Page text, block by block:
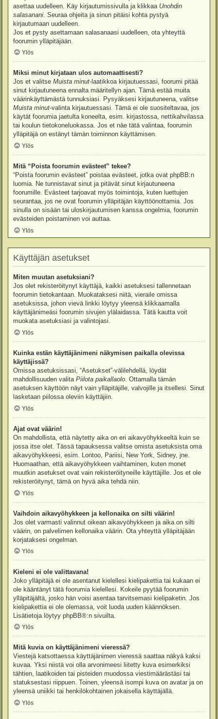
asettaa uudelleen. Käy kirjautumissivulla ja klikkaa Unohdin
salasanani . Seuraa ohjeita ja sinun pitäisi kohta pystyä
kirjautumaan uudelleen.
Jos et pysty asettamaan salasanaasi uudelleen, ota yhteyttä
foorumin ylläpitäjään.
Ylös
Miksi minut kirjataan ulos automaattisesti?
Jos et valitse Muista minut-laatikkoa kirjautuessasi, foorumi pitää
sinut kirjautuneena ennalta määritellyn ajan. Tämä estää muita
väärinkäyttämästä tunnuksiasi. Pysyäksesi kirjautuneena, valitse
Muista minut-valinta kirjautuessasi. Tämä ei ole suositeltavaa, jos
käytät foorumia jaetulta koneelta, esim. kirjastossa, nettikahvilassa
tai koulun tietokoneluokassa. Jos et näe tätä valintaa, foorumin
ylläpitäjä on estänyt tämän toiminnon käyttämisen.
Ylös
Mitä “Poista foorumin evästeet” tekee?
“Poista foorumin evästeet” poistaa evästeet, jotka ovat phpBB:n
luomia. Ne tunnistavat sinut ja pitävät sinut kirjautuneena
foorumille. Evästeet tarjoavat myös toimintoja, kuten luettujen
seurantaa, jos ne ovat foorumin ylläpitäjän käyttöönottamia. Jos
sinulla on sisään tai uloskirjautumisen kanssa ongelmia, foorumin
evästeiden poistaminen voi auttaa.
Ylös
Käyttäjän asetukset
Miten muutan asetuksiani?
Jos olet rekisteröitynyt käyttäjä, kaikki asetuksesi tallennetaan
foorumin tietokantaan. Muokataksesi niitä, vieraile omissa
asetuksissa, johon vievä linkki löytyy yleensä klikkaamalla
käyttäjänimeäsi foorumin sivujen ylälaidassa. Tätä kautta voit
muokata asetuksiasi ja valintojasi.
Ylös
Kuinka estän käyttäjänimeni näkymisen paikalla olevissa
käyttäjissä?
Omissa asetuksissasi, “Asetukset”-välilehdellä, löydät
mahdollisuuden valita Piilota paikallaolo. Ottamalla tämän
asetuksen käyttöön näyt vain ylläpitäjille, valvojille ja itsellesi. Sinut
lasketaan piilossa oleviin käyttäjiin.
Ylös
Ajat ovat väärin!
On mahdollista, että näytetty aika on eri aikavyöhykkeeltä kuin se
jossa itse olet. Tässä tapauksessa valitse omista asetuksista oma
aikavyöhykkeesi, esim. Lontoo, Pariisi, New York, Sidney, jne.
Huomaathan, että aikavyöhykkeen vaihtaminen, kuten monet
muutkin asetukset ovat vain rekisteröityneille käyttäjille. Jos et ole
rekisteröitynyt, tämä on hyvä aika tehdä niin.
Ylös
Vaihdoin aikavyöhykkeen ja kellonaika on silti väärin!
Jos olet varmasti valinnut oikean aikavyöhykkeen ja aika on silti
väärin, on palvelimen kellonaika väärin. Ota yhteyttä ylläpitäjään
korjataksesi ongelman.
Ylös
Kieleni ei ole valittavana!
Joko ylläpitäjä ei ole asentanut kielellesi kielipakettia tai kukaan ei
ole kääntänyt tätä foorumia kielellesi. Kokeile pyytää foorumin
ylläpitäjältä, josko hän voisi asentaa tarvitsemasi kielipaketin. Jos
kielipakettia ei ole olemassa, voit luoda uuden käännöksen.
Lisätietoja löytyy phpBB®:n sivuilta.
Ylös
Mitä kuvia on käyttäjänimeni vieressä?
Viestejä katsottaessa käyttäjänimen vieressä saattaa näkyä kaksi
kuvaa. Yksi niistä voi olla arvonimeesi liitetty kuva esimerkiksi
tähtien, laatikoiden tai pisteiden muodossa viestimäärästäsi tai
statuksestasi riippuen. Toinen, yleensä isompi kuva on avatar ja on
yleensä uniikki tai henkilökohtainen jokaisella käyttäjällä.
Ylös